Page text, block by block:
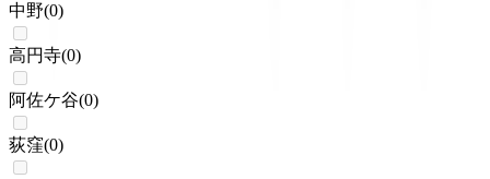
中野(0)
高円寺(0)
阿佐ケ谷(0)
荻窪(0)